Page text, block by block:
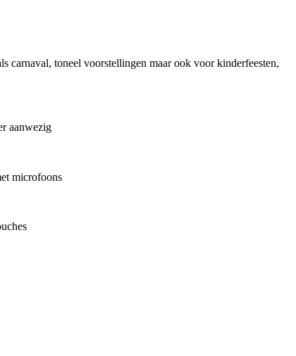
carnaval, toneel voorstellingen maar ook voor kinderfeesten,
aanwezig
microfoons